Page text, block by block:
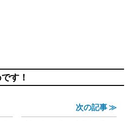
す！
次の記事 ≫